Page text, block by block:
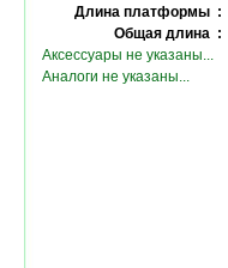
Длина платформы :
Общая длина :
Аксессуары не указаны...
Аналоги не указаны...